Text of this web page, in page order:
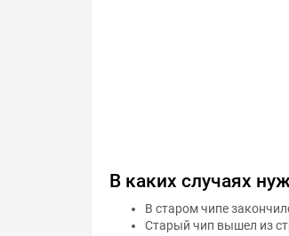
В каких случаях
В старом чипе
Старый чип вышел из